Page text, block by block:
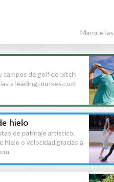
Marque
campos de golf de pitch
a leadingcourses.com
hielo
de patinaje artístico,
hielo o velocidad gracias a